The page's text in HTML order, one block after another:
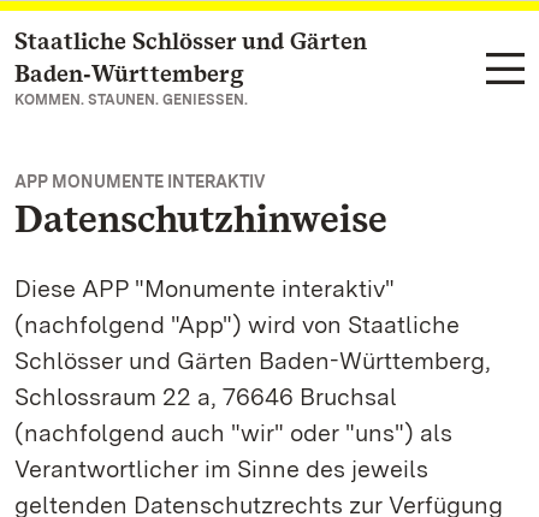
Zum Hauptinhalt springen
Staatliche Schlösser und Gärten
Baden‑Württemberg
KOMMEN. STAUNEN. GENIESSEN.
APP MONUMENTE INTERAKTIV
Datenschutzhinweise
Diese APP "Monumente interaktiv"
(nachfolgend "App") wird von Staatliche
Schlösser und Gärten Baden-Württemberg,
Schlossraum 22 a, 76646 Bruchsal
(nachfolgend auch "wir" oder "uns") als
Verantwortlicher im Sinne des jeweils
geltenden Datenschutzrechts zur Verfügung